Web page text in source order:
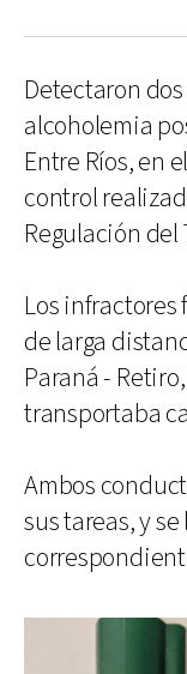
Detectaron
alcoholemia
Entre Ríos, en
control
Regulación del
Los
de larga
Paraná -
transportaba
Ambos
sus tareas, y